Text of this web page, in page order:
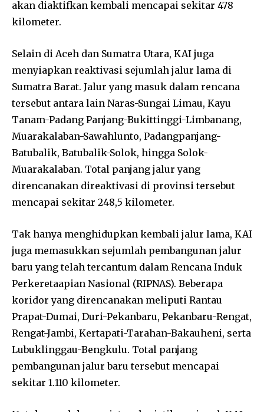
akan diaktifkan kembali mencapai sekitar 478
kilometer.
Selain di Aceh dan Sumatra Utara, KAI juga
menyiapkan reaktivasi sejumlah jalur lama di
Sumatra Barat. Jalur yang masuk dalam rencana
tersebut antara lain Naras-Sungai Limau, Kayu
Tanam-Padang Panjang-Bukittinggi-Limbanang,
Muarakalaban-Sawahlunto, Padangpanjang-
Batubalik, Batubalik-Solok, hingga Solok-
Muarakalaban. Total panjang jalur yang
direncanakan direaktivasi di provinsi tersebut
mencapai sekitar 248,5 kilometer.
Tak hanya menghidupkan kembali jalur lama, KAI
juga memasukkan sejumlah pembangunan jalur
baru yang telah tercantum dalam Rencana Induk
Perkeretaapian Nasional (RIPNAS). Beberapa
koridor yang direncanakan meliputi Rantau
Prapat-Dumai, Duri-Pekanbaru, Pekanbaru-Rengat,
Rengat-Jambi, Kertapati-Tarahan-Bakauheni, serta
Lubuklinggau-Bengkulu. Total panjang
pembangunan jalur baru tersebut mencapai
sekitar 1.110 kilometer.